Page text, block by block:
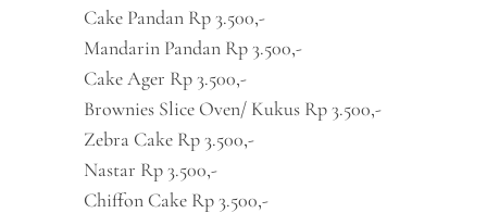
Cake Pandan Rp 3.500,-
Mandarin Pandan Rp 3.500,-
Cake Ager Rp 3.500,-
Brownies Slice Oven/ Kukus Rp 3.500,-
Zebra Cake Rp 3.500,-
Nastar Rp 3.500,-
Chiffon Cake Rp 3.500,-